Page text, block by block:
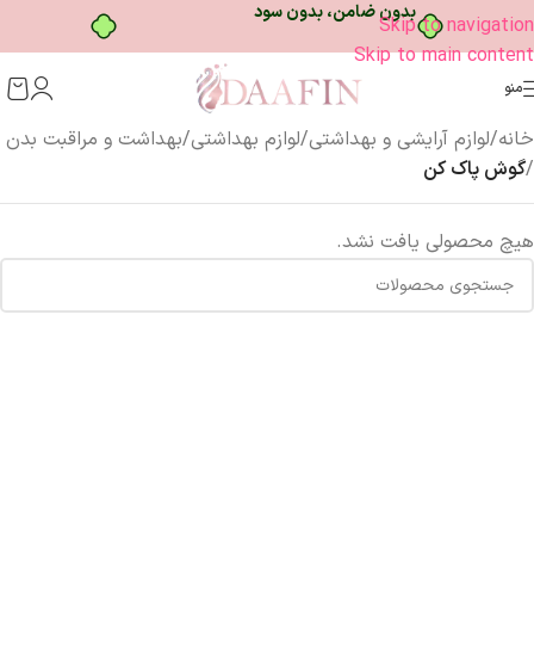
بدون ضامن، بدون سودSkip to navigation
Skip to main content
منو
خانه/لوازم آرایشی و بهداشتی/لوازم بهداشتی/بهداشت و مراقبت بدن
/گوش پاک کن
هیچ محصولی یافت نشد.